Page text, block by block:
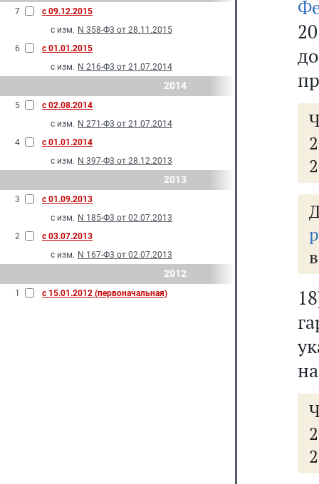
7
с 09.12.2015
с изм. N 358-Ф3 от 28.11.2015
6
с 01.01.2015
с изм. N 216-Ф3 от 21.07.2014
2014
5
с 02.08.2014
с изм. N 271-Ф3 от 21.07.2014
4
с 01.01.2014
с изм. N 397-Ф3 от 28.12.2013
2013
3
с 01.09.2013
с изм. N 185-Ф3 от 02.07.2013
2
с 03.07.2013
с изм. N 167-Ф3 от 02.07.2013
2012
1 с 15.01.2012 (первоначальная)